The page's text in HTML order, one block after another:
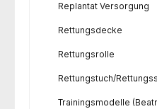
Replantat Versorgung
Rettungsdecke
Rettungsrolle
Rettungstuch/
Trainingsmodelle